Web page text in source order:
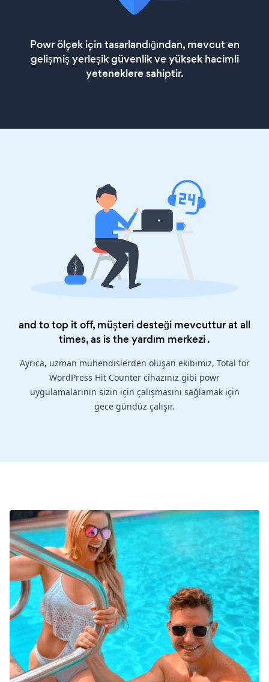
Powr ölçek için tasarlandığından, mevcut en
gelişmiş yerleşik güvenlik ve yüksek hacimli
yeteneklere sahiptir.
and to top it off, müşteri desteği mevcuttur at all
times, as is theyardım merkezi.
Ayrıca, uzman mühendislerden oluşan ekibimiz, Total for
WordPress Hit Counter cihazınız gibi powr
uygulamalarının sizin için çalışmasını sağlamak için
gece gündüz çalışır.